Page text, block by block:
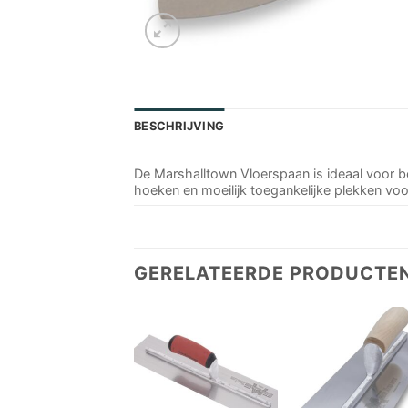
BESCHRIJVING
De Marshalltown Vloerspaan is ideaal voor
hoeken en moeilijk toegankelijke plekken
GERELATEERDE